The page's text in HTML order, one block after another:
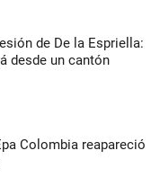
de De la Espriella:
desde un cantón
Colombia reapareció